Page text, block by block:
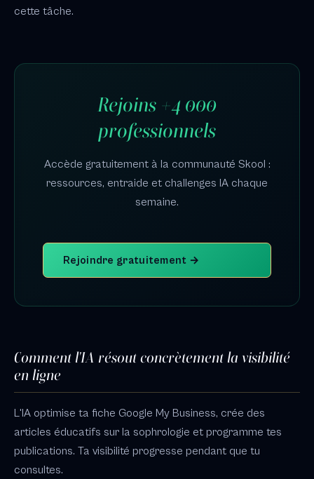
cette tâche.
Rejoins +4 000
professionnels
Accède gratuitement à la communauté Skool :
ressources, entraide et challenges IA chaque
semaine.
Rejoindre gratuitement →
Comment l'IA résout concrètement la visibilité
en ligne
L'IA optimise ta fiche Google My Business, crée des
articles éducatifs sur la sophrologie et programme tes
publications. Ta visibilité progresse pendant que tu
consultes.